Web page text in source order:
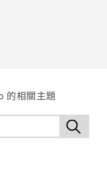
的相關主題